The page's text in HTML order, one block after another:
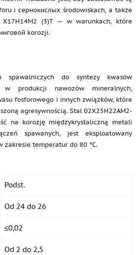
i сернокислых środowiskach, a także
Х17Н14М2 (3)T — w warunkach, które
korozji.
spawalniczych do syntezy kwasów
produkcji nawozów mineralnych,
fosforowego i innych związków, które
agresywnością. Stal 02Х25Н22АМ2-
na korozję międzykrystaliczną metali
spawanych, jest eksploatowany
zakresie temperatur do 80 °C.
Podst.
Od 24 do 26
≤0,02
Od 2 do 2,5